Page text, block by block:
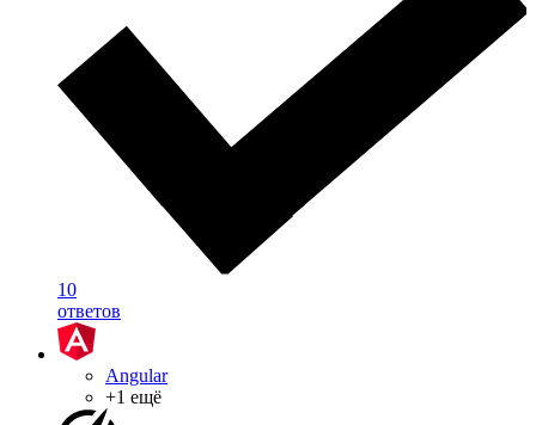
10
ответов
Angular
+1 ещё